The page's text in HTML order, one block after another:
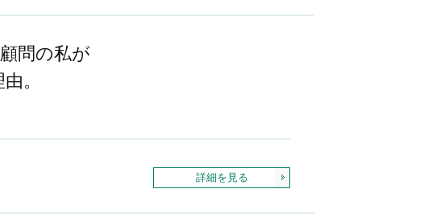
問の私が
。
詳細を見る